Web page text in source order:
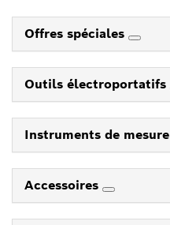
Offres spéciales
Outils électroportatifs
Instruments de mesure
Accessoires